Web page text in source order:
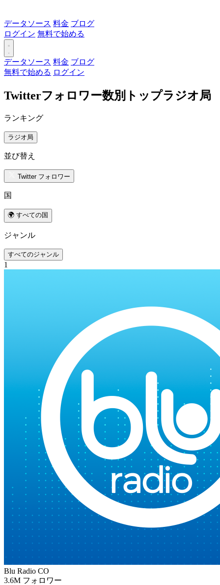
データソース 料金 ブログ
ログイン 無料で始める
データソース 料金 ブログ
無料で始める ログイン
Twitterフォロワー数別トップラジオ局
ランキング
ラジオ局
並び替え
Twitter フォロワー
国
🌍 すべての国
ジャンル
すべてのジャンル
1
Blu Radio CO
3.6M フォロワー